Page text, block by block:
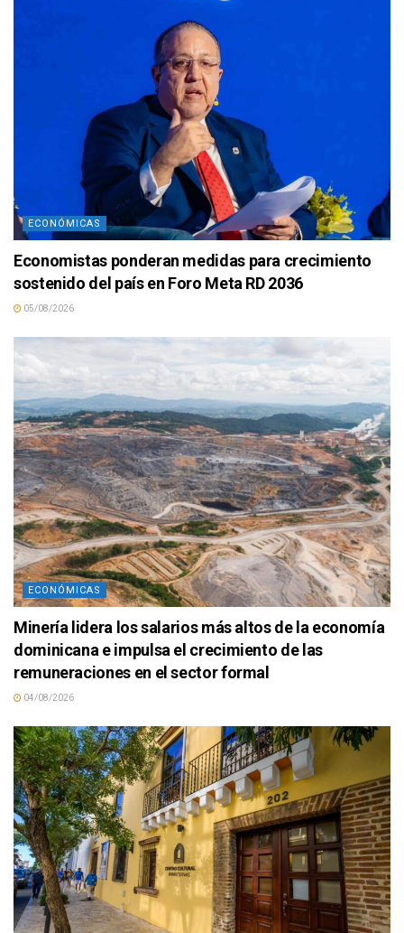
ECONÓMICAS
Economistas ponderan medidas para crecimiento
sostenido del país en Foro Meta RD 2036
05/08/2026
ECONÓMICAS
Minería lidera los salarios más altos de la economía
dominicana e impulsa el crecimiento de las
remuneraciones en el sector formal
04/08/2026